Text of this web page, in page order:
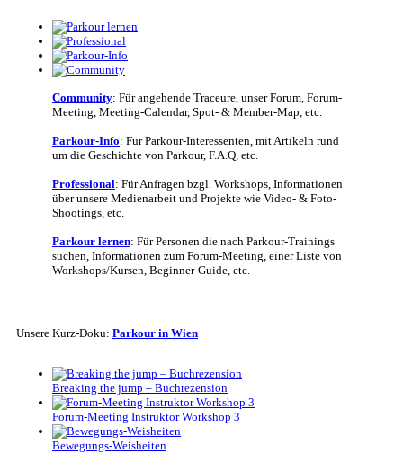
Community: Für angehende Traceure, unser Forum, Forum-
Meeting, Meeting-Calendar, Spot- & Member-Map, etc.
Parkour-Info: Für Parkour-Interessenten, mit Artikeln rund
um die Geschichte von Parkour, F.A.Q, etc.
Professional: Für Anfragen bzgl. Workshops, Informationen
über unsere Medienarbeit und Projekte wie Video- & Foto-
Shootings, etc.
Parkour lernen: Für Personen die nach Parkour-Trainings
suchen, Informationen zum Forum-Meeting, einer Liste von
Workshops/Kursen, Beginner-Guide, etc.
Unsere Kurz-Doku: Parkour in Wien
Breaking the jump – Buchrezension
Forum-Meeting Instruktor Workshop 3
Bewegungs-Weisheiten